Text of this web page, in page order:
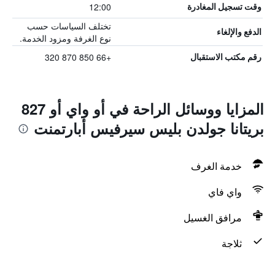
وقت تسجيل المغادرة 12:00
الدفع والإلغاء
تختلف السياسات حسب
نوع الغرفة ومزود الخدمة.
رقم مكتب الاستقبال +66 850 870 320
المزايا ووسائل الراحة في أو واي أو 827
بريتانا جولدن بليس سيرفيس أبارتمنت
خدمة الغرف
واي فاي
مرافق الغسيل
ثلاجة